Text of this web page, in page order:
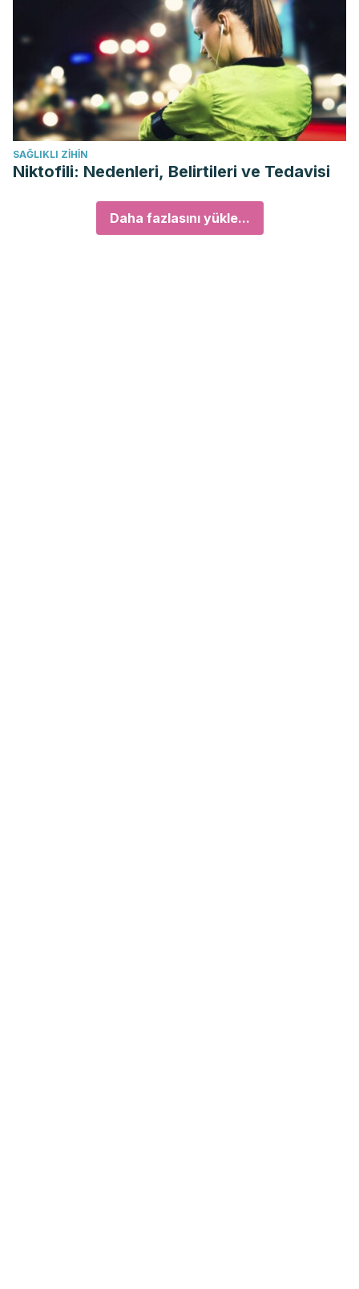
SAĞLIKLI ZIHIN
Niktofili: Nedenleri, Belirtileri ve Tedavisi
Daha fazlasını yükle...